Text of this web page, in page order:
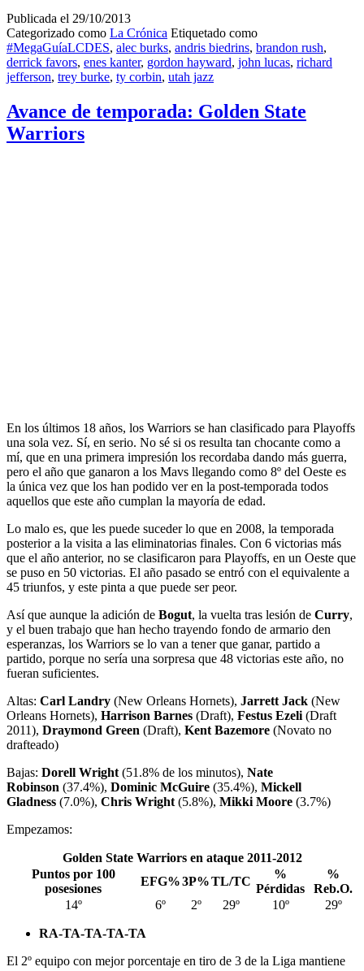
Publicada el 29/10/2013
Categorizado como La Crónica Etiquetado como
#MegaGuíaLCDES, alec burks, andris biedrins, brandon rush,
derrick favors, enes kanter, gordon hayward, john lucas, richard
jefferson, trey burke, ty corbin, utah jazz
Avance de temporada: Golden State
Warriors
En los últimos 18 años, los Warriors se han clasificado para Playoffs
una sola vez. Sí, en serio. No sé si os resulta tan chocante como a
mí, que en una primera impresión los recordaba dando más guerra,
pero el año que ganaron a los Mavs llegando como 8º del Oeste es
la única vez que los han podido ver en la post-temporada todos
aquellos que este año cumplan la mayoría de edad.
Lo malo es, que les puede suceder lo que en 2008, la temporada
posterior a la visita a las eliminatorias finales. Con 6 victorias más
que el año anterior, no se clasificaron para Playoffs, en un Oeste que
se puso en 50 victorias. El año pasado se entró con el equivalente a
45 triunfos, y este pinta a que puede ser peor.
Así que aunque la adición de Bogut, la vuelta tras lesión de Curry,
y el buen trabajo que han hecho trayendo fondo de armario den
esperanzas, los Warriors se lo van a tener que ganar, partido a
partido, porque no sería una sorpresa que 48 victorias este año, no
fueran suficientes.
Altas: Carl Landry (New Orleans Hornets), Jarrett Jack (New
Orleans Hornets), Harrison Barnes (Draft), Festus Ezeli (Draft
2011), Draymond Green (Draft), Kent Bazemore (Novato no
drafteado)
Bajas: Dorell Wright (51.8% de los minutos), Nate
Robinson (37.4%), Dominic McGuire (35.4%), Mickell
Gladness (7.0%), Chris Wright (5.8%), Mikki Moore (3.7%)
Empezamos:
Golden State Warriors en ataque 2011-2012
Puntos por 100
posesiones
EFG%3P%TL/TC
%
Pérdidas
%
Reb.O.
14º
6º 2º 29º 10º 29º
RA-TA-TA-TA-TA
El 2º equipo con mejor porcentaje en tiro de 3 de la Liga mantiene